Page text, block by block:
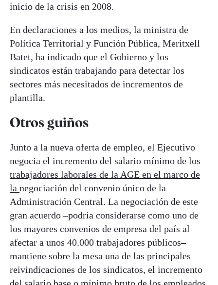
inicio de la crisis en 2008.
En declaraciones a los medios, la ministra de
Política Territorial y Función Pública, Meritxell
Batet, ha indicado que el Gobierno y los
sindicatos están trabajando para detectar los
sectores más necesitados de incrementos de
plantilla.
Otros guiños
Junto a la nueva oferta de empleo, el Ejecutivo
negocia el incremento del salario mínimo de los
trabajadores laborales de la AGE en el marco de
la negociación del convenio único de la
Administración Central. La negociación de este
gran acuerdo –podría considerarse como uno de
los mayores convenios de empresa del país al
afectar a unos 40.000 trabajadores públicos–
mantiene sobre la mesa una de las principales
reivindicaciones de los sindicatos, el incremento